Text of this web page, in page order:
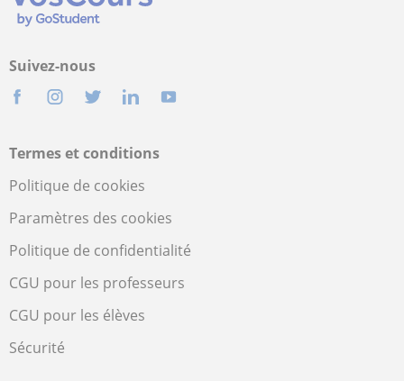
Suivez-nous
Termes et conditions
Politique de cookies
Paramètres des cookies
Politique de confidentialité
CGU pour les professeurs
CGU pour les élèves
Sécurité